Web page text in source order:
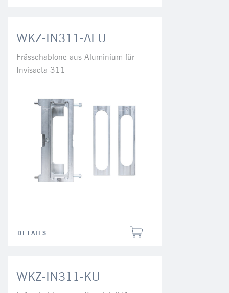
WKZ-IN311-ALU
Frässchablone aus Aluminium für
Invisacta 311
DETAILS
WKZ-IN311-KU